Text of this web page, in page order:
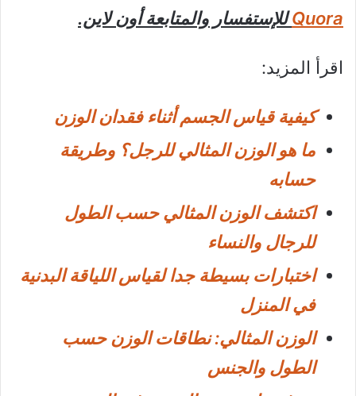
Quoraللإستفسار والمتابعة أون لاين.
اقرأ المزيد:
كيفية قياس الجسم أثناء فقدان الوزن
ما هو الوزن المثالي للرجل؟ وطريقة
حسابه
اكتشف الوزن المثالي حسب الطول
للرجال والنساء
اختبارات بسيطة جدا لقياس اللياقة البدنية
في المنزل
الوزن المثالي: نطاقات الوزن حسب
الطول والجنس